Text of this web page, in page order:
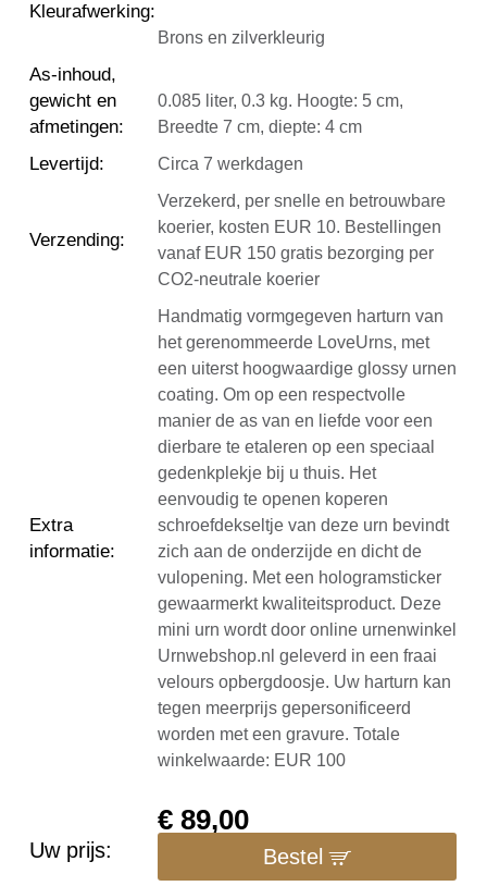
Kleurafwerking:
Brons en zilverkleurig
As-inhoud,
gewicht en
afmetingen:
0.085 liter, 0.3 kg. Hoogte: 5 cm,
Breedte 7 cm, diepte: 4 cm
Levertijd: Circa 7 werkdagen
Verzending:
Verzekerd, per snelle en betrouwbare
koerier, kosten EUR 10. Bestellingen
vanaf EUR 150 gratis bezorging per
CO2-neutrale koerier
Extra
informatie:
Handmatig vormgegeven harturn van
het gerenommeerde LoveUrns, met
een uiterst hoogwaardige glossy urnen
coating. Om op een respectvolle
manier de as van en liefde voor een
dierbare te etaleren op een speciaal
gedenkplekje bij u thuis. Het
eenvoudig te openen koperen
schroefdekseltje van deze urn bevindt
zich aan de onderzijde en dicht de
vulopening. Met een hologramsticker
gewaarmerkt kwaliteitsproduct. Deze
mini urn wordt door online urnenwinkel
Urnwebshop.nl geleverd in een fraai
velours opbergdoosje. Uw harturn kan
tegen meerprijs gepersonificeerd
worden met een gravure. Totale
winkelwaarde: EUR 100
Uw prijs:
€89,00
Bestel